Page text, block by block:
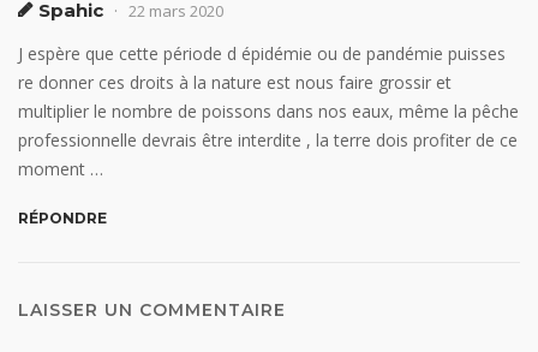
Spahic 22 mars 2020
J espère que cette période d épidémie ou de pandémie puisses
re donner ces droits à la nature est nous faire grossir et
multiplier le nombre de poissons dans nos eaux, même la pêche
professionnelle devrais être interdite , la terre dois profiter de ce
moment …
RÉPONDRE
LAISSER UN COMMENTAIRE